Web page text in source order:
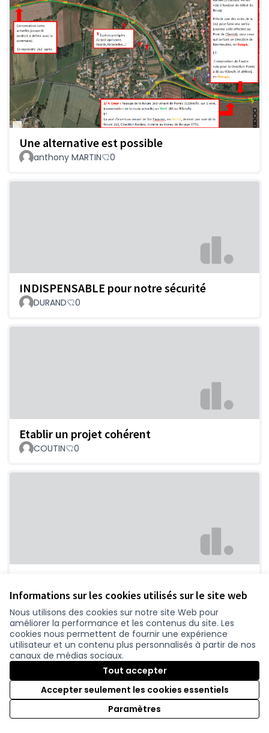
Informations sur les cookies utilisés sur le site web
Nous utilisons des cookies sur notre site Web pour
améliorer la performance et les contenus du site. Les
cookies nous permettent de fournir une expérience
utilisateur et un contenu plus personnalisés à partir de nos
canaux de médias sociaux.
Tout accepter
Accepter seulement les cookies essentiels
Paramètres
Une alternative est possible
anthony MARTIN 0
INDISPENSABLE pour notre sécurité
DURAND 0
Etablir un projet cohérent
COUTIN 0
dans un 1er temps
Noë 0